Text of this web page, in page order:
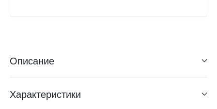
Описание
Характеристики